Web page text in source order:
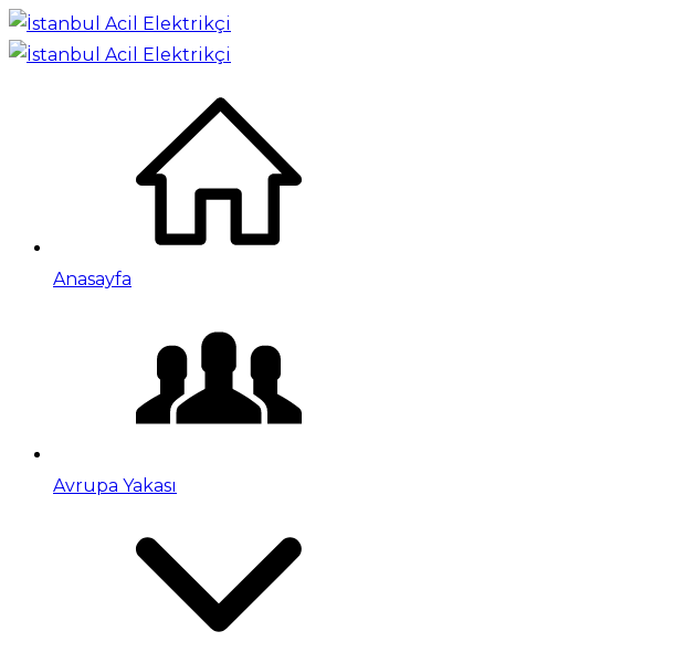
Anasayfa
Avrupa Yakası